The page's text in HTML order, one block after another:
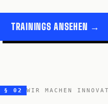
TRAININGS ANSEHEN →
§ 02 WIR MACHEN